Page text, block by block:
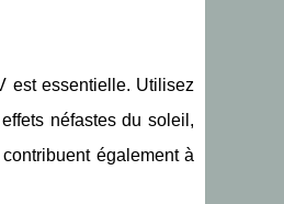
est essentielle. Utilisez
néfastes du soleil,
également à